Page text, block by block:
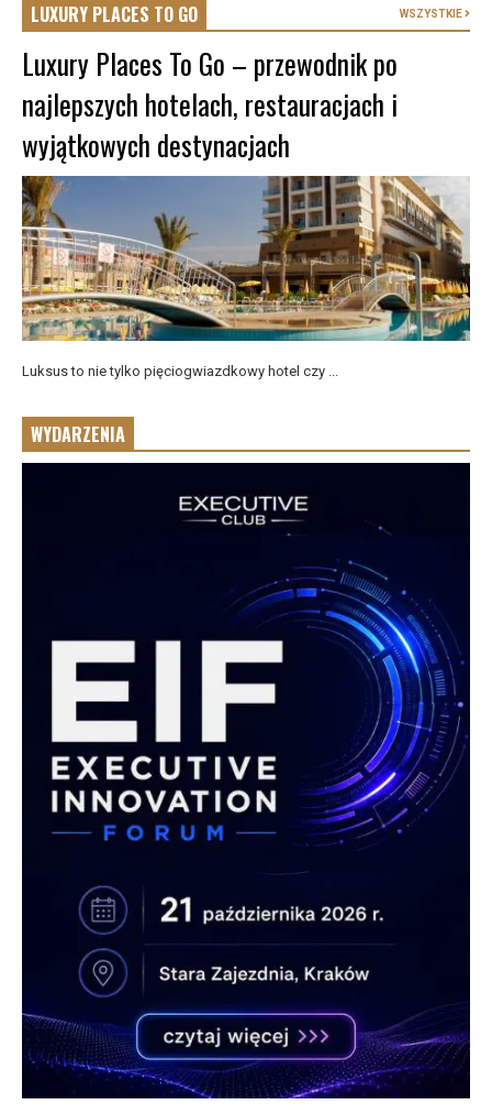
LUXURY PLACES TO GO WSZYSTKIE
Luxury Places To Go – przewodnik po
najlepszych hotelach, restauracjach i
wyjątkowych destynacjach
Luksus to nie tylko pięciogwiazdkowy hotel czy ...
WYDARZENIA